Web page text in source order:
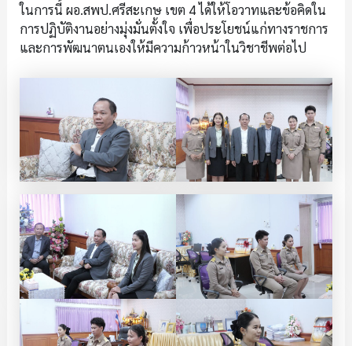
ในการนี้ ผอ.สพป.ศรีสะเกษ เขต 4 ได้ให้โอวาทและข้อคิดใน
การปฏิบัติงานอย่างมุ่งมั่นตั้งใจ เพื่อประโยชน์แก่ทางราชการ
และการพัฒนาตนเองให้มีความก้าวหน้าในวิชาชีพต่อไป